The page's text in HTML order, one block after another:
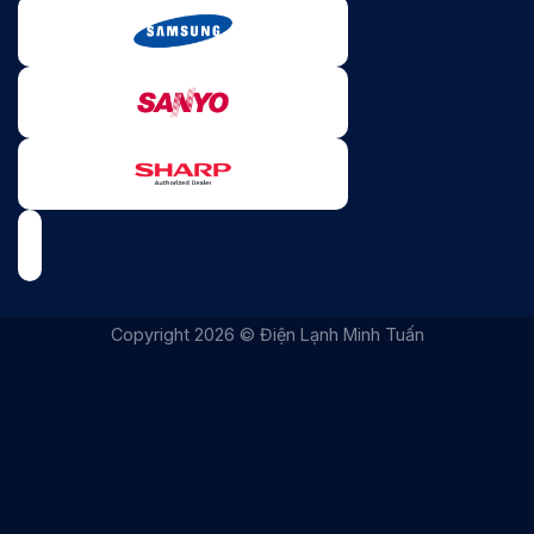
Copyright 2026 © Điện Lạnh Minh Tuấn